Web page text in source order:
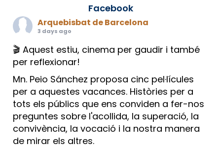
Facebook
Arquebisbat de Barcelona
3 days ago
🎬 Aquest estiu, cinema per gaudir i també
per reflexionar!
Mn. Peio Sánchez proposa cinc pel·lícules
per a aquestes vacances. Històries per a
tots els públics que ens conviden a fer-nos
preguntes sobre l'acollida, la superació, la
convivència, la vocació i la nostra manera
de mirar els altres.